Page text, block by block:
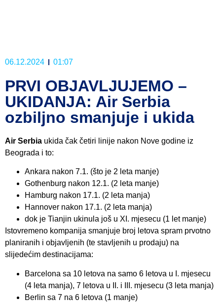
06.12.2024 01:07
PRVI OBJAVLJUJEMO –
UKIDANJA: Air Serbia
ozbiljno smanjuje i ukida
Air Serbia ukida čak četiri linije nakon Nove godine iz
Beograda i to:
Ankara nakon 7.1. (što je 2 leta manje)
Gothenburg nakon 12.1. (2 leta manje)
Hamburg nakon 17.1. (2 leta manja)
Hannover nakon 17.1. (2 leta manja)
dok je Tianjin ukinula još u XI. mjesecu (1 let manje)
Istovremeno kompanija smanjuje broj letova spram prvotno
planiranih i objavljenih (te stavljenih u prodaju) na
slijedećim destinacijama:
Barcelona sa 10 letova na samo 6 letova u I. mjesecu
(4 leta manja), 7 letova u II. i III. mjesecu (3 leta manja)
Berlin sa 7 na 6 letova (1 manje)